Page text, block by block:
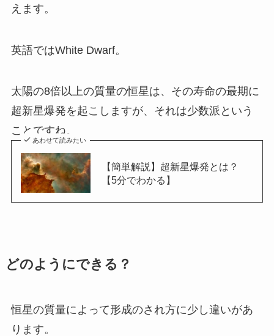
えます。
英語ではWhite Dwarf。
太陽の8倍以上の質量の恒星は、その寿命の最期に
超新星爆発を起こしますが、それは少数派という
ことですね。
あわせて読みたい
【簡単解説】超新星爆発とは？
【5分でわかる】
どのようにできる？
恒星の質量によって形成のされ方に少し違いがあ
ります。